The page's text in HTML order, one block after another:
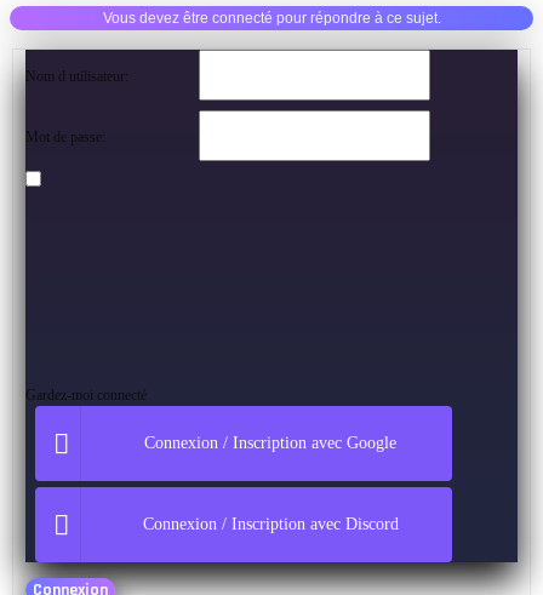
Vous devez être connecté pour répondre à ce sujet.
Nom d utilisateur:
Mot de passe:
Gardez-moi connecté
Connexion / Inscription avec Google
Connexion / Inscription avec Discord
Connexion